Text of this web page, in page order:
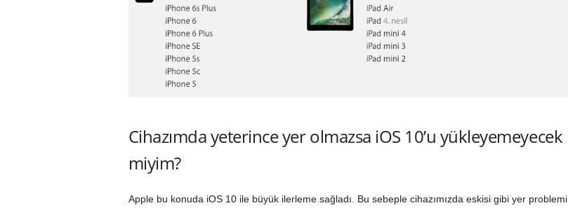
Cihazımda yeterince yer olmazsa iOS 10’u yükleyemeyecek
miyim?
Apple bu konuda iOS 10 ile büyük ilerleme sağladı. Bu sebeple cihazımızda eskisi gibi yer problemi